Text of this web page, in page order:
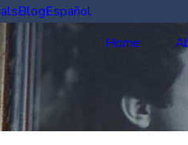
BlogEspañol
Home